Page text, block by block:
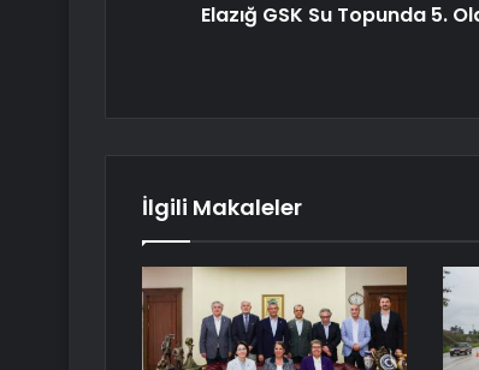
Elazığ GSK Su Topunda 5.
İlgili Makaleler